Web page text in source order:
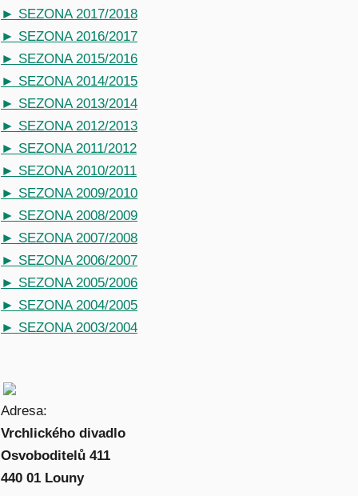
► SEZONA 2017/2018
► SEZONA 2016/2017
► SEZONA 2015/2016
► SEZONA 2014/2015
► SEZONA 2013/2014
► SEZONA 2012/2013
► SEZONA 2011/2012
► SEZONA 2010/2011
► SEZONA 2009/2010
► SEZONA 2008/2009
► SEZONA 2007/2008
► SEZONA 2006/2007
► SEZONA 2005/2006
► SEZONA 2004/2005
► SEZONA 2003/2004
Adresa:
Vrchlického divadlo
Osvoboditelů 411
440 01 Louny